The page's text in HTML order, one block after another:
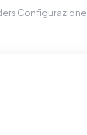
Configurazione